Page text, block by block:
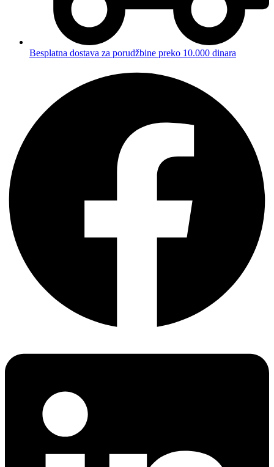
Besplatna dostava za porudžbine preko 10.000 dinara